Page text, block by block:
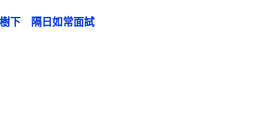
下　隔日如常面試